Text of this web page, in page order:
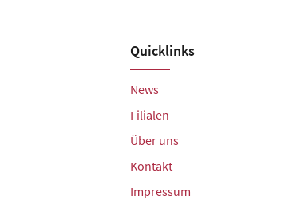
Grevinga Schuh - Sport -
Orthopädie-Schuhtechnik
48493 Wettringen
Tel. +49 (2557) 4159900
Fax +49 (2557) 4159600
Quicklinks
News
Filialen
Über uns
Kontakt
Impressum